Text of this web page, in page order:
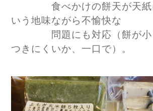
食べかけの餅天が天紙に
いう地味ながら不愉快な
問題にも対応（餅が小さ
つきにくいか、一口で）。